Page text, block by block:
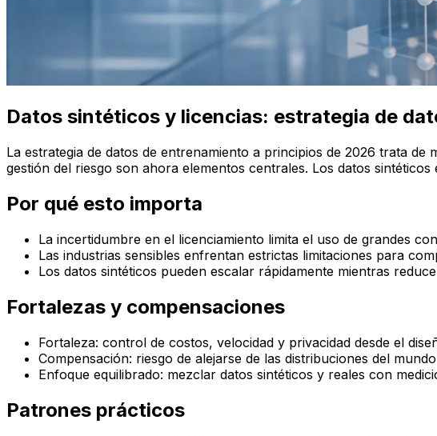
Datos sintéticos y licencias: estrategia de
La estrategia de datos de entrenamiento a principios de 2026 trata
gestión del riesgo son ahora elementos centrales. Los datos
Por qué esto importa
La incertidumbre en el licenciamiento limita el uso de grandes
Las industrias sensibles enfrentan estrictas limitaciones para
Los datos sintéticos pueden escalar rápidamente mientras
Fortalezas y compensaciones
Fortaleza: control de costos, velocidad y privacidad desde el
Compensación: riesgo de alejarse de las distribuciones del
Enfoque equilibrado: mezclar datos sintéticos y reales con
Patrones prácticos